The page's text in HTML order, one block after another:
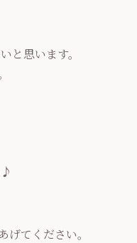
と思います。
♪
てください。